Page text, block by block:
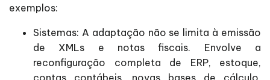
exemplos:
Sistemas: A adaptação não se limita à emissão
de XMLs e notas fiscais. Envolve a
reconfiguração completa de ERP, estoque,